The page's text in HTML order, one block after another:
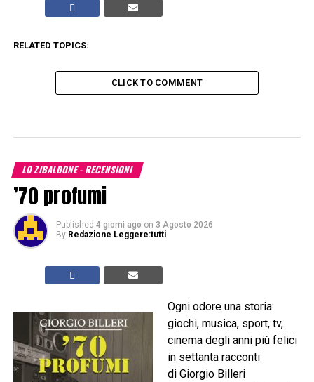
RELATED TOPICS:
CLICK TO COMMENT
LO ZIBALDONE - RECENSIONI
’70 profumi
Published 4 giorni ago on 3 Agosto 2026
By Redazione Leggere:tutti
Ogni odore una storia:
giochi, musica, sport, tv,
cinema degli anni più felici
in settanta racconti
di Giorgio Billeri